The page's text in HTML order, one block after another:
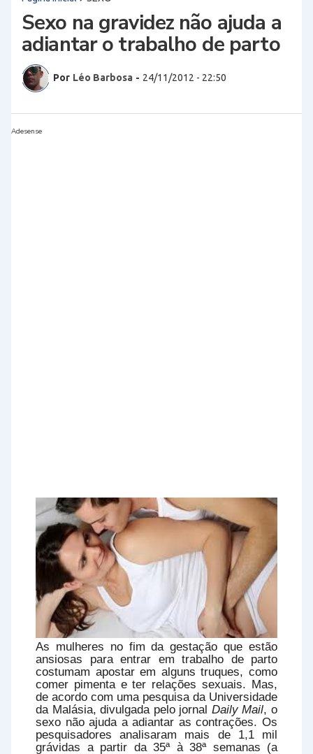
Sexo na gravidez não ajuda a
adiantar o trabalho de parto
Por Léo Barbosa - 24/11/2012 - 22:50
Adesense
As mulheres no fim da gestação que estão
ansiosas para entrar em trabalho de parto
costumam apostar em alguns truques, como
comer pimenta e ter relações sexuais. Mas,
de acordo com uma pesquisa da Universidade
da Malásia, divulgada pelo jornal Daily Mail, o
sexo não ajuda a adiantar as contrações. Os
pesquisadores analisaram mais de 1,1 mil
grávidas a partir da 35ª à 38ª semanas (a